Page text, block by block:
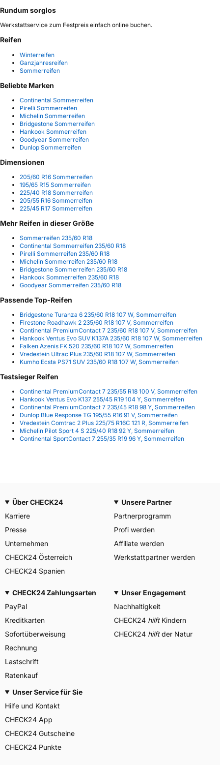
Rundum sorglos
Werkstattservice zum Festpreis einfach online buchen.
Reifen
Winterreifen
Ganzjahresreifen
Sommerreifen
Beliebte Marken
Continental Sommerreifen
Pirelli Sommerreifen
Michelin Sommerreifen
Bridgestone Sommerreifen
Hankook Sommerreifen
Goodyear Sommerreifen
Dunlop Sommerreifen
Dimensionen
205/60 R16 Sommerreifen
195/65 R15 Sommerreifen
225/40 R18 Sommerreifen
205/55 R16 Sommerreifen
225/45 R17 Sommerreifen
Mehr Reifen in dieser Größe
Sommerreifen 235/60 R18
Continental Sommerreifen 235/60 R18
Pirelli Sommerreifen 235/60 R18
Michelin Sommerreifen 235/60 R18
Bridgestone Sommerreifen 235/60 R18
Hankook Sommerreifen 235/60 R18
Goodyear Sommerreifen 235/60 R18
Passende Top-Reifen
Bridgestone Turanza 6 235/60 R18 107 W, Sommerreifen
Firestone Roadhawk 2 235/60 R18 107 V, Sommerreifen
Continental PremiumContact 7 235/60 R18 107 V, Sommerreifen
Hankook Ventus Evo SUV K137A 235/60 R18 107 W, Sommerreifen
Falken Azenis FK 520 235/60 R18 107 W, Sommerreifen
Vredestein Ultrac Plus 235/60 R18 107 W, Sommerreifen
Kumho Ecsta PS71 SUV 235/60 R18 107 W, Sommerreifen
Testsieger Reifen
Continental PremiumContact 7 235/55 R18 100 V, Sommerreifen
Hankook Ventus Evo K137 255/45 R19 104 Y, Sommerreifen
Continental PremiumContact 7 235/45 R18 98 Y, Sommerreifen
Dunlop Blue Response TG 195/55 R16 91 V, Sommerreifen
Vredestein Comtrac 2 Plus 225/75 R16C 121 R, Sommerreifen
Michelin Pilot Sport 4 S 225/40 R18 92 Y, Sommerreifen
Continental SportContact 7 255/35 R19 96 Y, Sommerreifen
Über CHECK24
Karriere
Presse
Unternehmen
CHECK24 Österreich
CHECK24 Spanien
Unsere Partner
Partnerprogramm
Profi werden
Affiliate werden
Werkstattpartner werden
CHECK24 Zahlungsarten
PayPal
Kreditkarten
Sofortüberweisung
Rechnung
Lastschrift
Ratenkauf
Unser Engagement
Nachhaltigkeit
CHECK24 hilftKindern
CHECK24 hilftder Natur
Unser Service für Sie
Hilfe und Kontakt
CHECK24 App
CHECK24 Gutscheine
CHECK24 Punkte